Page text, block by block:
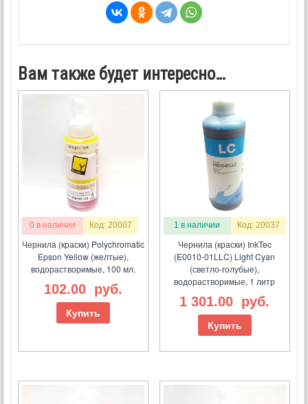
Вам также будет интересно…
0 в наличии Код: 20007
Чернила (краски) Polychromatic
Epson Yellow (желтые),
водорастворимые, 100 мл.
102.00 руб.
Купить
1 в наличии Код: 20037
Чернила (краски) InkTec
(E0010-01LLC) Light Cyan
(светло-голубые),
водорастворимые, 1 литр
1 301.00 руб.
Купить